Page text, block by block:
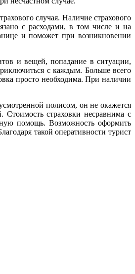
случая. Наличие страхового
с расходами, в том числе и на
и поможет при возникновении
и вещей, попадание в ситуации,
с каждым. Больше всего
просто необходима. При наличии
полисом, он не окажется
страховки несравнима с
помощь. Возможность оформить
такой оперативности турист